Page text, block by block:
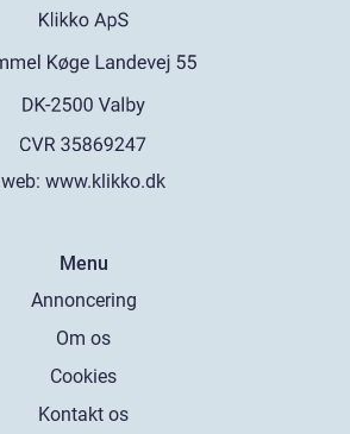
web: www.klikko.dk
Menu
Annoncering
Om os
Cookies
Kontakt os